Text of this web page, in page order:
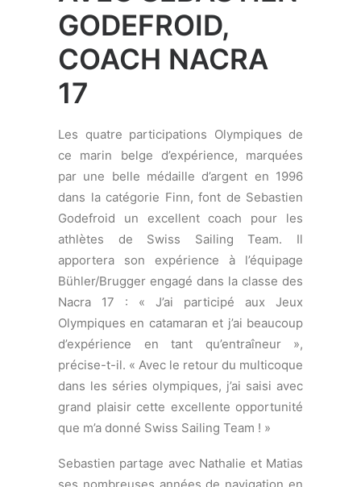
Les quatre participations Olympiques de
ce marin belge d’expérience, marquées
par une belle médaille d’argent en 1996
dans la catégorie Finn, font de Sebastien
Godefroid un excellent coach pour les
athlètes de Swiss Sailing Team. Il
apportera son expérience à l’équipage
Bühler/Brugger engagé dans la classe des
Nacra 17 : « J’ai participé aux Jeux
Olympiques en catamaran et j’ai beaucoup
d’expérience en tant qu’entraîneur »,
précise-t-il. « Avec le retour du multicoque
dans les séries olympiques, j’ai saisi avec
grand plaisir cette excellente opportunité
que m’a donné Swiss Sailing Team ! »
Sebastien partage avec Nathalie et Matias
ses nombreuses années de navigation en
multicoque, notamment en Tornado, Orma
et Extreme 40, et porte un regard avisé
sur le nouveau support olympique : « Le
Nacra 17 est le seul catamaran à foil de
série. C’est un support très intéressant